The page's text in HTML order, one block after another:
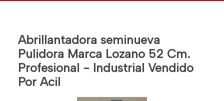
Abrillantadora seminueva
Pulidora Marca Lozano 52 Cm.
Profesional - Industrial Vendido
Por Acil